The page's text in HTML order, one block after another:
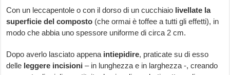
Con un leccapentole o con il dorso di un cucchiaio livellate la
superficie del composto (che ormai è toffee a tutti gli effetti), in
modo che abbia uno spessore uniforme di circa 2 cm.
Dopo averlo lasciato appena intiepidire, praticate su di esso
delle leggere incisioni – in lunghezza e in larghezza -, creando